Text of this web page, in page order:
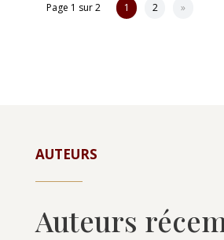
Page 1 sur 2 1 2 »
AUTEURS
Auteurs